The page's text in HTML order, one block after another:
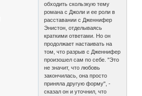
обходить скользкую тему
романа с Джоли и ее роли в
расставании с Дженнифер
Энистон, отделываясь
краткими ответами. Но он
продолжает настаивать на
том, что разрыв с Дженнифер
произошел сам по себе. "Это
не значит, что любовь
закончилась, она просто
приняла другую форму", -
сказал он и уточнил, что